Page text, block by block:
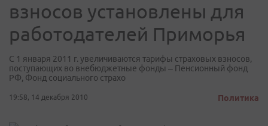
взносов установлены для
работодателей Приморья
С 1 января 2011 г. увеличиваются тарифы страховых взносов,
поступающих во внебюджетные фонды – Пенсионный фонд
РФ, Фонд социального страхо
19:58, 14 декабря 2010 Политика